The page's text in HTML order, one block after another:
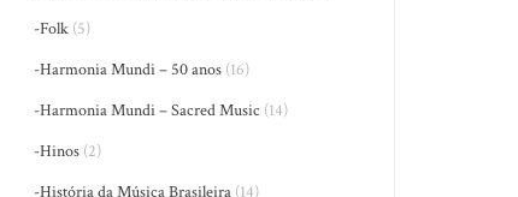
-Folk (5)
-Harmonia Mundi – 50 anos (16)
-Harmonia Mundi – Sacred Music (14)
-Hinos (2)
-História da Música Brasileira (14)